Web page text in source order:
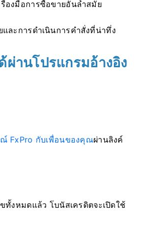
องมือการซื้อขายอันล้ำสมัย
และการดำเนินการคำสั่งที่น่าทึ่ง
ผ่านโปรแกรมอ้างอิง
FxPro กับเพื่อนของคุณผ่านลิงค์
ทั้งหมดแล้ว โบนัสเครดิตจะเปิดใช้